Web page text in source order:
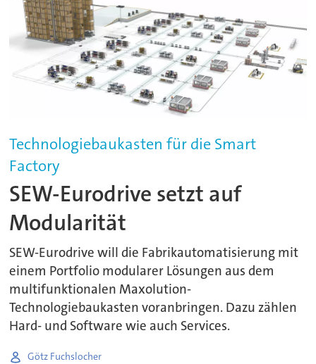
Technologiebaukasten für die Smart
Factory
SEW-Eurodrive setzt auf
Modularität
SEW-Eurodrive will die Fabrikautomatisierung mit
einem Portfolio modularer Lösungen aus dem
multifunktionalen Maxolution-
Technologiebaukasten voranbringen. Dazu zählen
Hard- und Software wie auch Services.
Götz Fuchslocher